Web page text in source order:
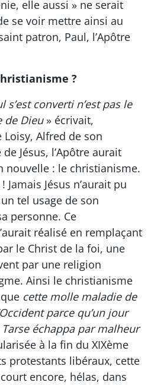
elle aussi » ne serait
se voir mettre ainsi au
patron, Paul, l’Apôtre
?
s’est converti n’est pas le
de Dieu» écrivait,
Loisy, Alfred de son
Jésus, l’Apôtre aurait
nouvelle : le christianisme.
Jésus n’aurait pu
tel usage de son
personne. Ce
réalisé en remplaçant
le Christ de la foi, une
par une religion
Ainsi le christianisme
cette molle maladie de
parce qu’un jour
échappa par malheur
à la fin du XIXème
protestants libéraux, cette
encore, hélas, dans